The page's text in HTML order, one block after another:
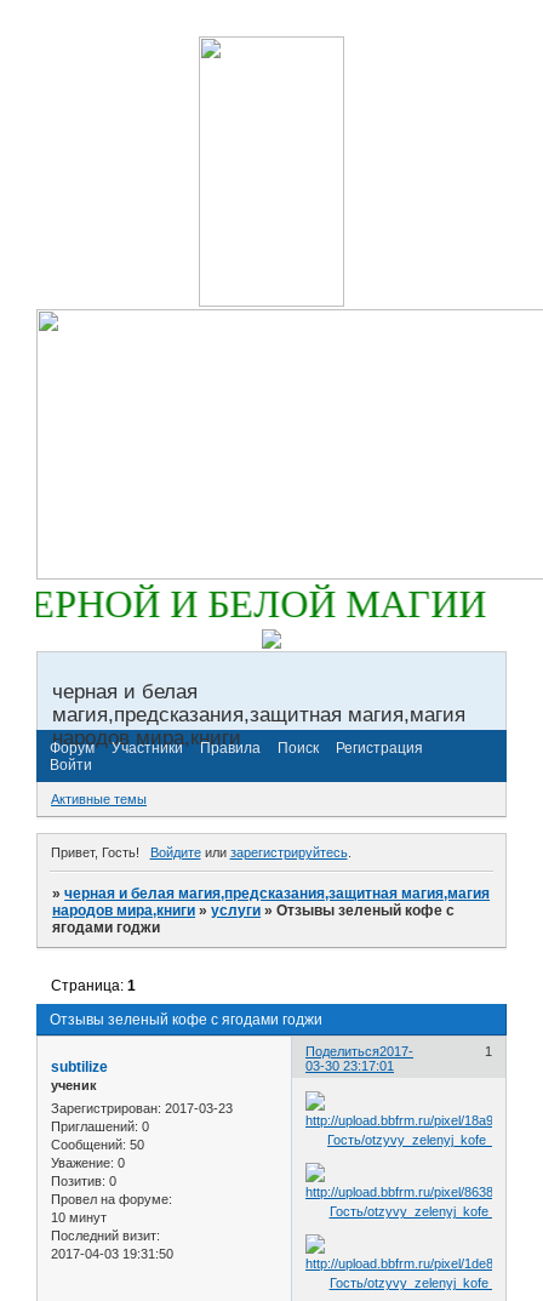
И БЕЛОЙ МАГИИ
черная и белая
магия,предсказания,защитная магия,магия
народов мира,книги
Форум Участники Правила Поиск
Регистрация
Войти
Активные темы
Привет, Гость! Войдитеили зарегистрируйтесь.
»черная и белая магия,предсказания,защитная магия,магия
народов мира,книги »услуги »Отзывы зеленый кофе с
ягодами годжи
Отзывы зеленый кофе с ягодами годжи
Страница:1
Поделиться 1
2017-
03-30 23:17:01
subtilize
ученик
Зарегистрирован: 2017-03-23
Приглашений: 0
Сообщений: 50
Уважение: 0
Позитив: 0
Провел на форуме:
10 минут
Последний визит:
2017-04-03 19:31:50